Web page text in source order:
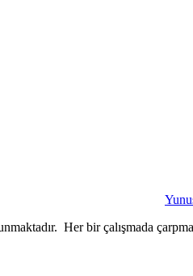
Her bir çalışmada